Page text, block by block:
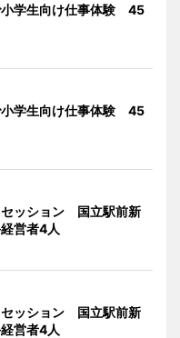
小学生向け仕事体験 45
小学生向け仕事体験 45
セッション 国立駅前新
営者4人
セッション 国立駅前新
営者4人